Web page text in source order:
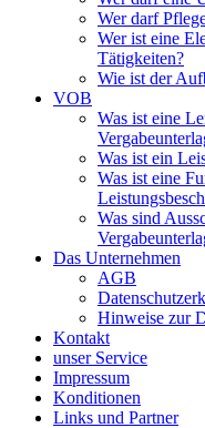
Wer darf
Wer ist eine
Tätigkeiten?
Wie ist der
VOB
Was ist eine
Was ist ein
Was ist eine
Was sind
Das Unternehmen
AGB
Hinweise zur
Kontakt
unser Service
Impressum
Konditionen
Links und Partner